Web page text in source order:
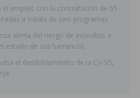
el empleo con la contratación de 55
a través de seis programas
alerta del riesgo de incendios e
estado de sus barrancos
el desdoblamiento de la CV-95,